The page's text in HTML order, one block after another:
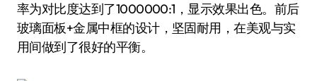
率为对比度达到了1000000:1，显示效果出色。前后
玻璃面板+金属中框的设计，坚固耐用，在美观与实
用间做到了很好的平衡。